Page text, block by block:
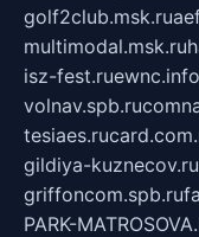
golf2club.msk.ru
multimodal.msk.ru
isz-fest.ruewnc.info
volnav.spb.ru
tesiaes.ru
gildiya-kuznecov.ru
griffoncom.spb.ru
PARK-